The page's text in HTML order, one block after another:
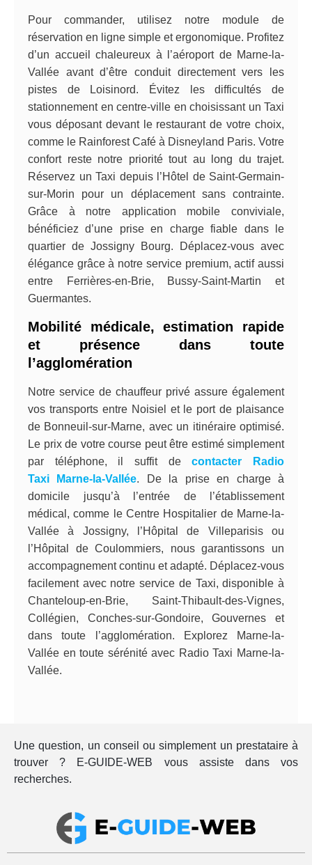
Pour commander, utilisez notre module de
réservation en ligne simple et ergonomique. Profitez
d’un accueil chaleureux à l’aéroport de Marne-la-
Vallée avant d’être conduit directement vers les
pistes de Loisinord. Évitez les difficultés de
stationnement en centre-ville en choisissant un Taxi
vous déposant devant le restaurant de votre choix,
comme le Rainforest Café à Disneyland Paris. Votre
confort reste notre priorité tout au long du trajet.
Réservez un Taxi depuis l’Hôtel de Saint-Germain-
sur-Morin pour un déplacement sans contrainte.
Grâce à notre application mobile conviviale,
bénéficiez d’une prise en charge fiable dans le
quartier de Jossigny Bourg. Déplacez-vous avec
élégance grâce à notre service premium, actif aussi
entre Ferrières-en-Brie, Bussy-Saint-Martin et
Guermantes.
Mobilité médicale, estimation rapide
et présence dans toute
l’agglomération
Notre service de chauffeur privé assure également
vos transports entre Noisiel et le port de plaisance
de Bonneuil-sur-Marne, avec un itinéraire optimisé.
Le prix de votre course peut être estimé simplement
par téléphone, il suffit decontacter Radio
Taxi Marne-la-Vallée. De la prise en charge à
domicile jusqu’à l’entrée de l’établissement
médical, comme le Centre Hospitalier de Marne-la-
Vallée à Jossigny, l’Hôpital de Villeparisis ou
l’Hôpital de Coulommiers, nous garantissons un
accompagnement continu et adapté. Déplacez-vous
facilement avec notre service de Taxi, disponible à
Chanteloup-en-Brie, Saint-Thibault-des-Vignes,
Collégien, Conches-sur-Gondoire, Gouvernes et
dans toute l’agglomération. Explorez Marne-la-
Vallée en toute sérénité avec Radio Taxi Marne-la-
Vallée.
Une question, un conseil ou simplement un prestataire à
trouver ? E-GUIDE-WEB vous assiste dans vos
recherches.